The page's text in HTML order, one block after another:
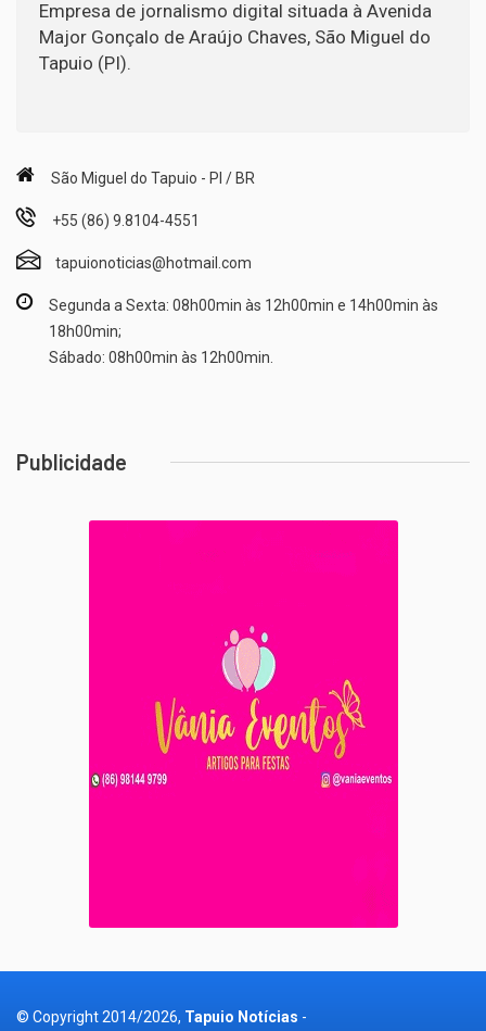
Empresa de jornalismo digital situada à Avenida
Major Gonçalo de Araújo Chaves, São Miguel do
Tapuio (PI).
São Miguel do Tapuio - PI / BR
+55 (86) 9.8104-4551
tapuionoticias@hotmail.com
Segunda a Sexta: 08h00min às 12h00min e 14h00min às
18h00min;
Sábado: 08h00min às 12h00min.
Publicidade
© Copyright 2014/2026, Tapuio Notícias -